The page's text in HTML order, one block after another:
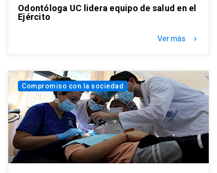
Odontóloga UC lidera equipo de salud en el
Ejército
Ver más keyboard_arrow_right
Compromiso con la sociedad